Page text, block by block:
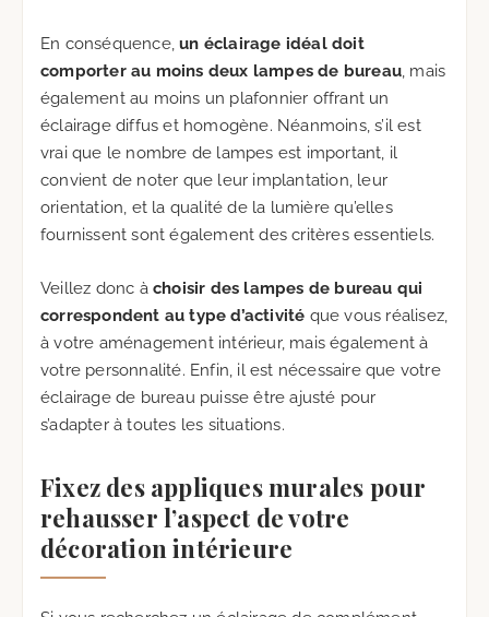
En conséquence,un éclairage idéal doit
comporter au moins deux lampes de bureau, mais
également au moins un plafonnier offrant un
éclairage diffus et homogène. Néanmoins, s’il est
vrai que le nombre de lampes est important, il
convient de noter que leur implantation, leur
orientation, et la qualité de la lumière qu’elles
fournissent sont également des critères essentiels.
Veillez donc à choisir des lampes de bureau qui
correspondent au type d’activité que vous réalisez,
à votre aménagement intérieur, mais également à
votre personnalité. Enfin, il est nécessaire que votre
éclairage de bureau puisse être ajusté pour
s’adapter à toutes les situations.
Fixez des appliques murales pour
rehausser l’aspect de votre
décoration intérieure